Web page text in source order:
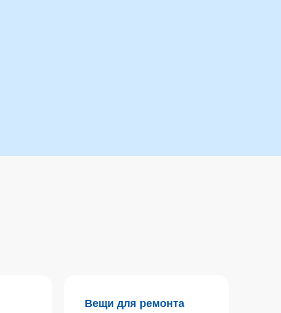
Вещи для ремонта